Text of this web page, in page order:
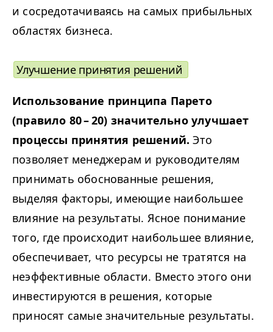
и сосредотачиваясь на самых прибыльных
областях бизнеса.
Улучшение принятия решений
Использование принципа Парето
(правило 80 – 20) значительно улучшает
процессы принятия решений. Это
позволяет менеджерам и руководителям
принимать обоснованные решения,
выделяя факторы, имеющие наибольшее
влияние на результаты. Ясное понимание
того, где происходит наибольшее влияние,
обеспечивает, что ресурсы не тратятся на
неэффективные области. Вместо этого они
инвестируются в решения, которые
приносят самые значительные результаты.